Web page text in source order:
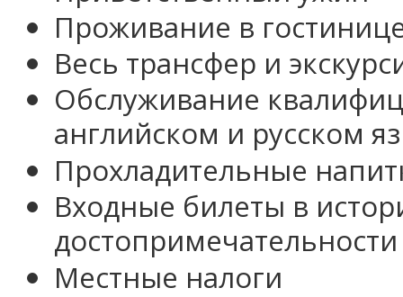
Проживание в
Весь трансфер и
Обслуживание
английском и русском
Прохладительные
Входные билеты в
достопримечательности
Местные налоги